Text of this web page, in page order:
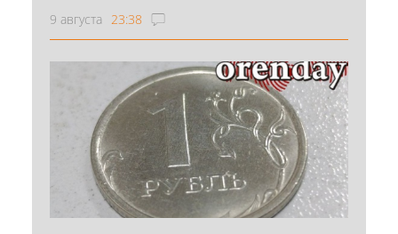
9 августа 23:38